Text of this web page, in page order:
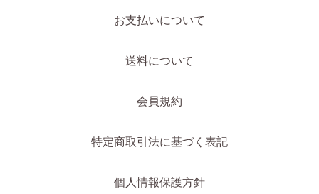
お支払いについて
送料について
会員規約
特定商取引法に基づく表記
個人情報保護方針